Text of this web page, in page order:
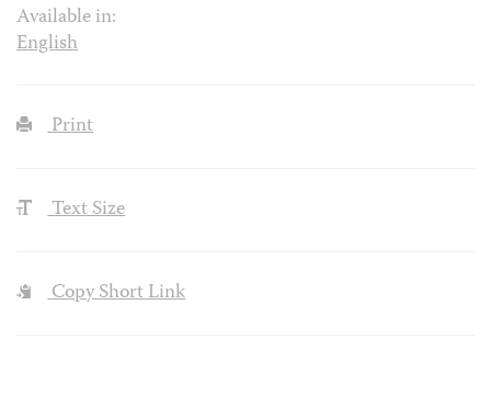
Available in:
English
Print
Text Size
Copy Short Link